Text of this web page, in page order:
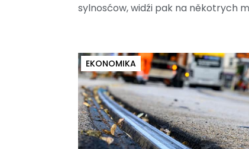
sylnosćow, widźi pak na někotrych
EKONOMIKA